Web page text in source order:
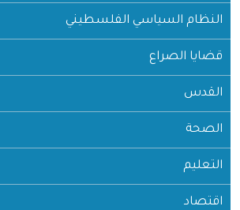
النظام السياسي الفلسطيني
قضايا الصراع
القدس
الصحة
التعليم
اقتصاد